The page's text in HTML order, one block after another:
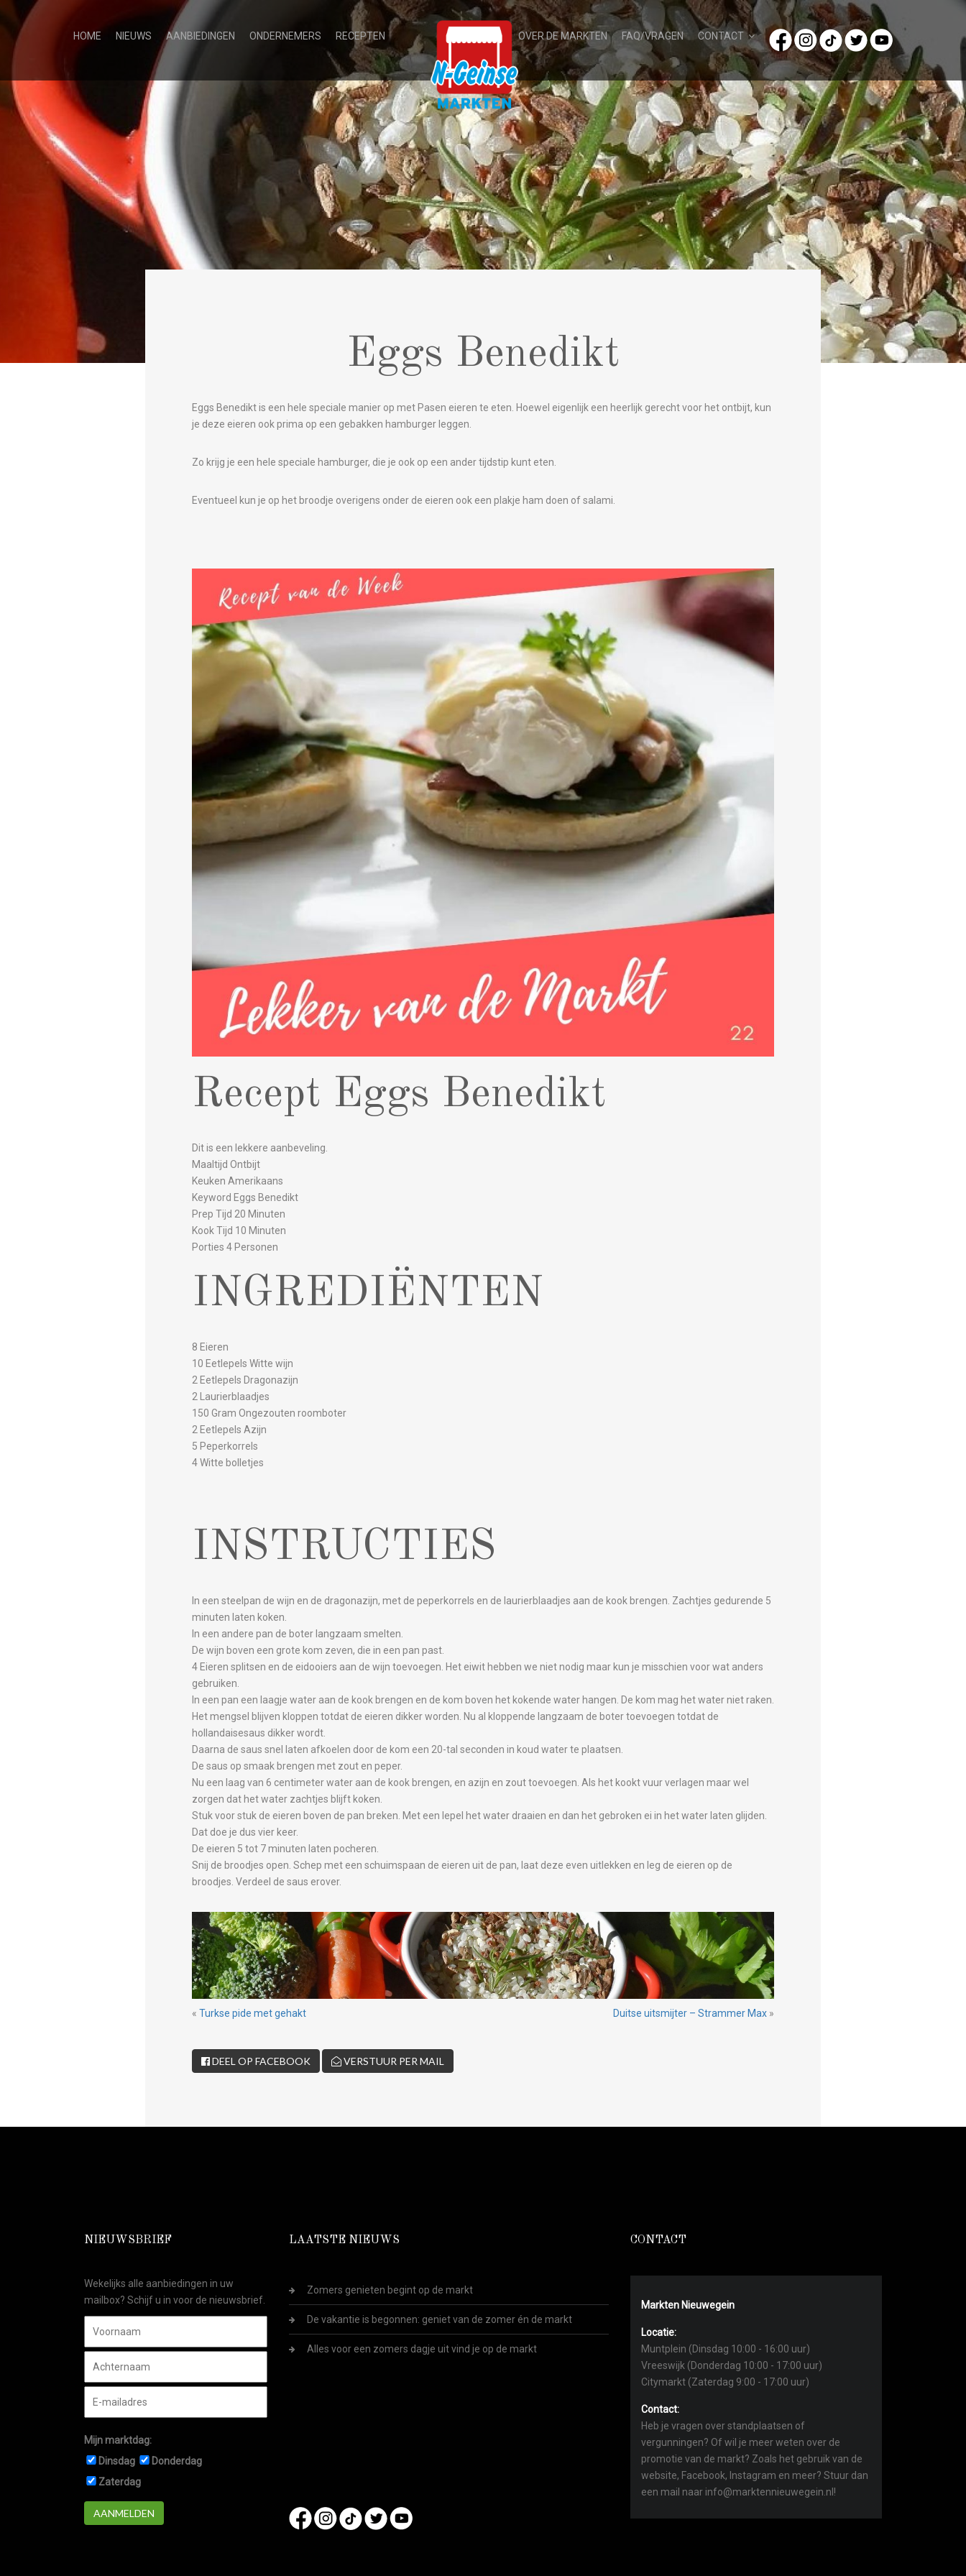
HOME NIEUWS AANBIEDINGEN ONDERNEMERS RECEPTEN OVER DE MARKTEN FAQ/VRAGEN CONTACT
Eggs Benedikt
Eggs Benedikt is een hele speciale manier op met Pasen eieren te eten. Hoewel eigenlijk een heerlijk gerecht voor het ontbijt, kun
je deze eieren ook prima op een gebakken hamburger leggen.
Zo krijg je een hele speciale hamburger, die je ook op een ander tijdstip kunt eten.
Eventueel kun je op het broodje overigens onder de eieren ook een plakje ham doen of salami.
Recept Eggs Benedikt
Dit is een lekkere aanbeveling.
Maaltijd Ontbijt
Keuken Amerikaans
Keyword Eggs Benedikt
Prep Tijd 20 Minuten
Kook Tijd 10 Minuten
Porties 4 Personen
INGREDIËNTEN
8 Eieren
10 Eetlepels Witte wijn
2 Eetlepels Dragonazijn
2 Laurierblaadjes
150 Gram Ongezouten roomboter
2 Eetlepels Azijn
5 Peperkorrels
4 Witte bolletjes
INSTRUCTIES
In een steelpan de wijn en de dragonazijn, met de peperkorrels en de laurierblaadjes aan de kook brengen. Zachtjes gedurende 5
minuten laten koken.
In een andere pan de boter langzaam smelten.
De wijn boven een grote kom zeven, die in een pan past.
4 Eieren splitsen en de eidooiers aan de wijn toevoegen. Het eiwit hebben we niet nodig maar kun je misschien voor wat anders
gebruiken.
In een pan een laagje water aan de kook brengen en de kom boven het kokende water hangen. De kom mag het water niet raken.
Het mengsel blijven kloppen totdat de eieren dikker worden. Nu al kloppende langzaam de boter toevoegen totdat de
hollandaisesaus dikker wordt.
Daarna de saus snel laten afkoelen door de kom een 20-tal seconden in koud water te plaatsen.
De saus op smaak brengen met zout en peper.
Nu een laag van 6 centimeter water aan de kook brengen, en azijn en zout toevoegen. Als het kookt vuur verlagen maar wel
zorgen dat het water zachtjes blijft koken.
Stuk voor stuk de eieren boven de pan breken. Met een lepel het water draaien en dan het gebroken ei in het water laten glijden.
Dat doe je dus vier keer.
De eieren 5 tot 7 minuten laten pocheren.
Snij de broodjes open. Schep met een schuimspaan de eieren uit de pan, laat deze even uitlekken en leg de eieren op de
broodjes. Verdeel de saus erover.
« Turkse pide met gehakt Duitse uitsmijter – Strammer Max »
DEEL OP FACEBOOK VERSTUUR PER MAIL
NIEUWSBRIEF
Wekelijks alle aanbiedingen in uw
mailbox? Schijf u in voor de nieuwsbrief.
Mijn marktdag:
Dinsdag
Donderdag
Zaterdag
AANMELDEN
LAATSTE NIEUWS
Zomers genieten begint op de markt
De vakantie is begonnen: geniet van de zomer én de markt
Alles voor een zomers dagje uit vind je op de markt
CONTACT
Markten Nieuwegein
Locatie:
Muntplein (Dinsdag 10:00 - 16:00 uur)
Vreeswijk (Donderdag 10:00 - 17:00 uur)
Citymarkt (Zaterdag 9:00 - 17:00 uur)
Contact:
Heb je vragen over standplaatsen of
vergunningen? Of wil je meer weten over de
promotie van de markt? Zoals het gebruik van de
website, Facebook, Instagram en meer? Stuur dan
een mail naar info@marktennieuwegein.nl!